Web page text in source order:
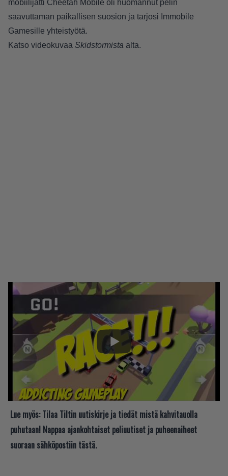
mobiilijätti Cheetah Mobile oli huomannut pelin
saavuttaman paikallisen suosion ja tarjosi Immobile
Gamesille yhteistyötä.
Katso videokuvaa Skidstormista alta.
Lue myös: Tilaa Tiltin uutiskirje ja tiedät mistä kahvitauolla
puhutaan! Nappaa ajankohtaiset peliuutiset ja puheenaiheet
suoraan sähköpostiin tästä.